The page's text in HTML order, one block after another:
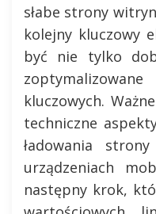
słabe strony
kolejny kluczowy
być nie tylko
kluczowych.
techniczne
ładowania
urządzeniach
następny krok,